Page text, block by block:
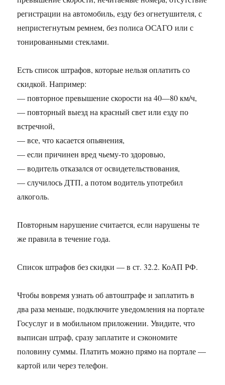
регистрации на автомобиль, езду без огнетушителя, с
непристегнутым ремнем, без полиса ОСАГО или с
тонированными стеклами.
Есть список штрафов, которые нельзя оплатить со
скидкой. Например:
— повторное превышение скорости на 40—80 км/ч,
— повторный выезд на красный свет или езду по
встречной,
— все, что касается опьянения,
— если причинен вред чьему-то здоровью,
— водитель отказался от освидетельствования,
— случилось ДТП, а потом водитель употребил
алкоголь.
Повторным нарушение считается, если нарушены те
же правила в течение года.
Список штрафов без скидки — в ст. 32.2. КоАП РФ.
Чтобы вовремя узнать об автоштрафе и заплатить в
два раза меньше, подключите уведомления на портале
Госуслуг и в мобильном приложении. Увидите, что
выписан штраф, сразу заплатите и сэкономите
половину суммы. Платить можно прямо на портале —
картой или через телефон.